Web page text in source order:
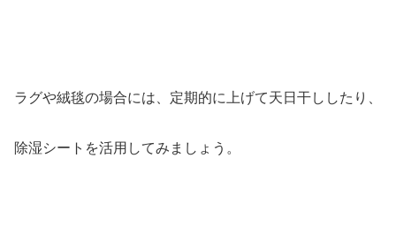
ラグや絨毯の場合には、定期的に上げて天日干ししたり、
除湿シートを活用してみましょう。